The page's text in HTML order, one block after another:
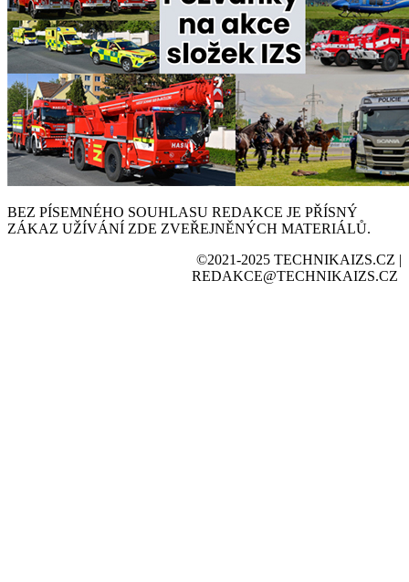
BEZ PÍSEMNÉHO SOUHLASU REDAKCE JE PŘÍSNÝ
ZÁKAZ UŽÍVÁNÍ ZDE ZVEŘEJNĚNÝCH MATERIÁLŮ.
©2021-2025 TECHNIKAIZS.CZ |
REDAKCE@TECHNIKAIZS.CZ